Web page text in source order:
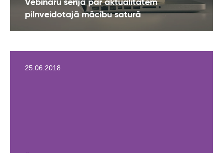
Vebināru sērija par aktualitātēm
pilnveidotajā mācību saturā
25.06.2018